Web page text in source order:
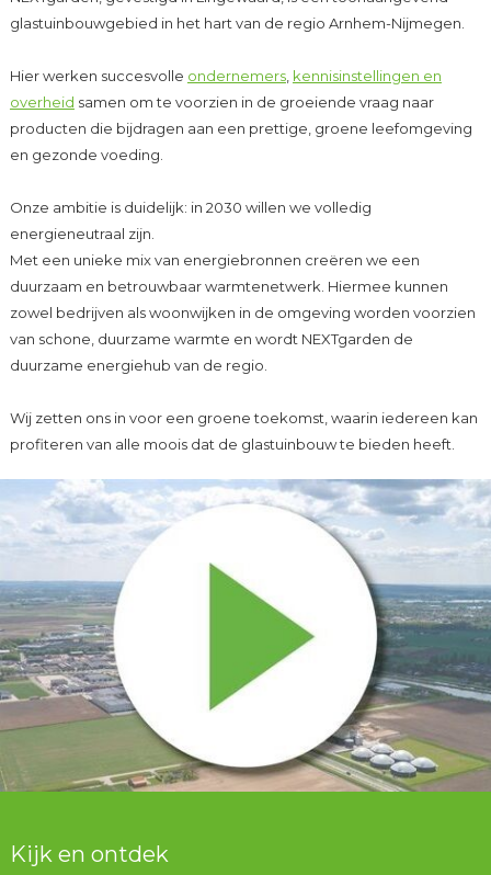
glastuinbouwgebied in het hart van de regio Arnhem-Nijmegen.
Hier werken succesvolle ondernemers, kennisinstellingen en
overheid samen om te voorzien in de groeiende vraag naar
producten die bijdragen aan een prettige, groene leefomgeving
en gezonde voeding.
Onze ambitie is duidelijk: in 2030 willen we volledig
energieneutraal zijn.
Met een unieke mix van energiebronnen creëren we een
duurzaam en betrouwbaar warmtenetwerk. Hiermee kunnen
zowel bedrijven als woonwijken in de omgeving worden voorzien
van schone, duurzame warmte en wordt NEXTgarden de
duurzame energiehub van de regio.
Wij zetten ons in voor een groene toekomst, waarin iedereen kan
profiteren van alle moois dat de glastuinbouw te bieden heeft.
Kijk en ontdek